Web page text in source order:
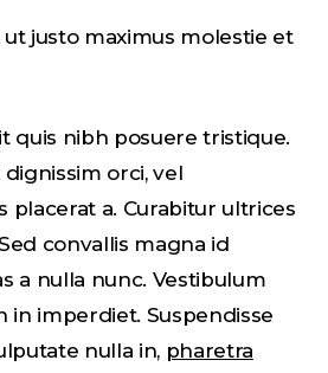
justo maximus molestie et
quis nibh posuere tristique.
orci, vel
placerat a. Curabitur ultrices
convallis magna id
a nulla nunc. Vestibulum
in imperdiet. Suspendisse
nulla in, pharetra